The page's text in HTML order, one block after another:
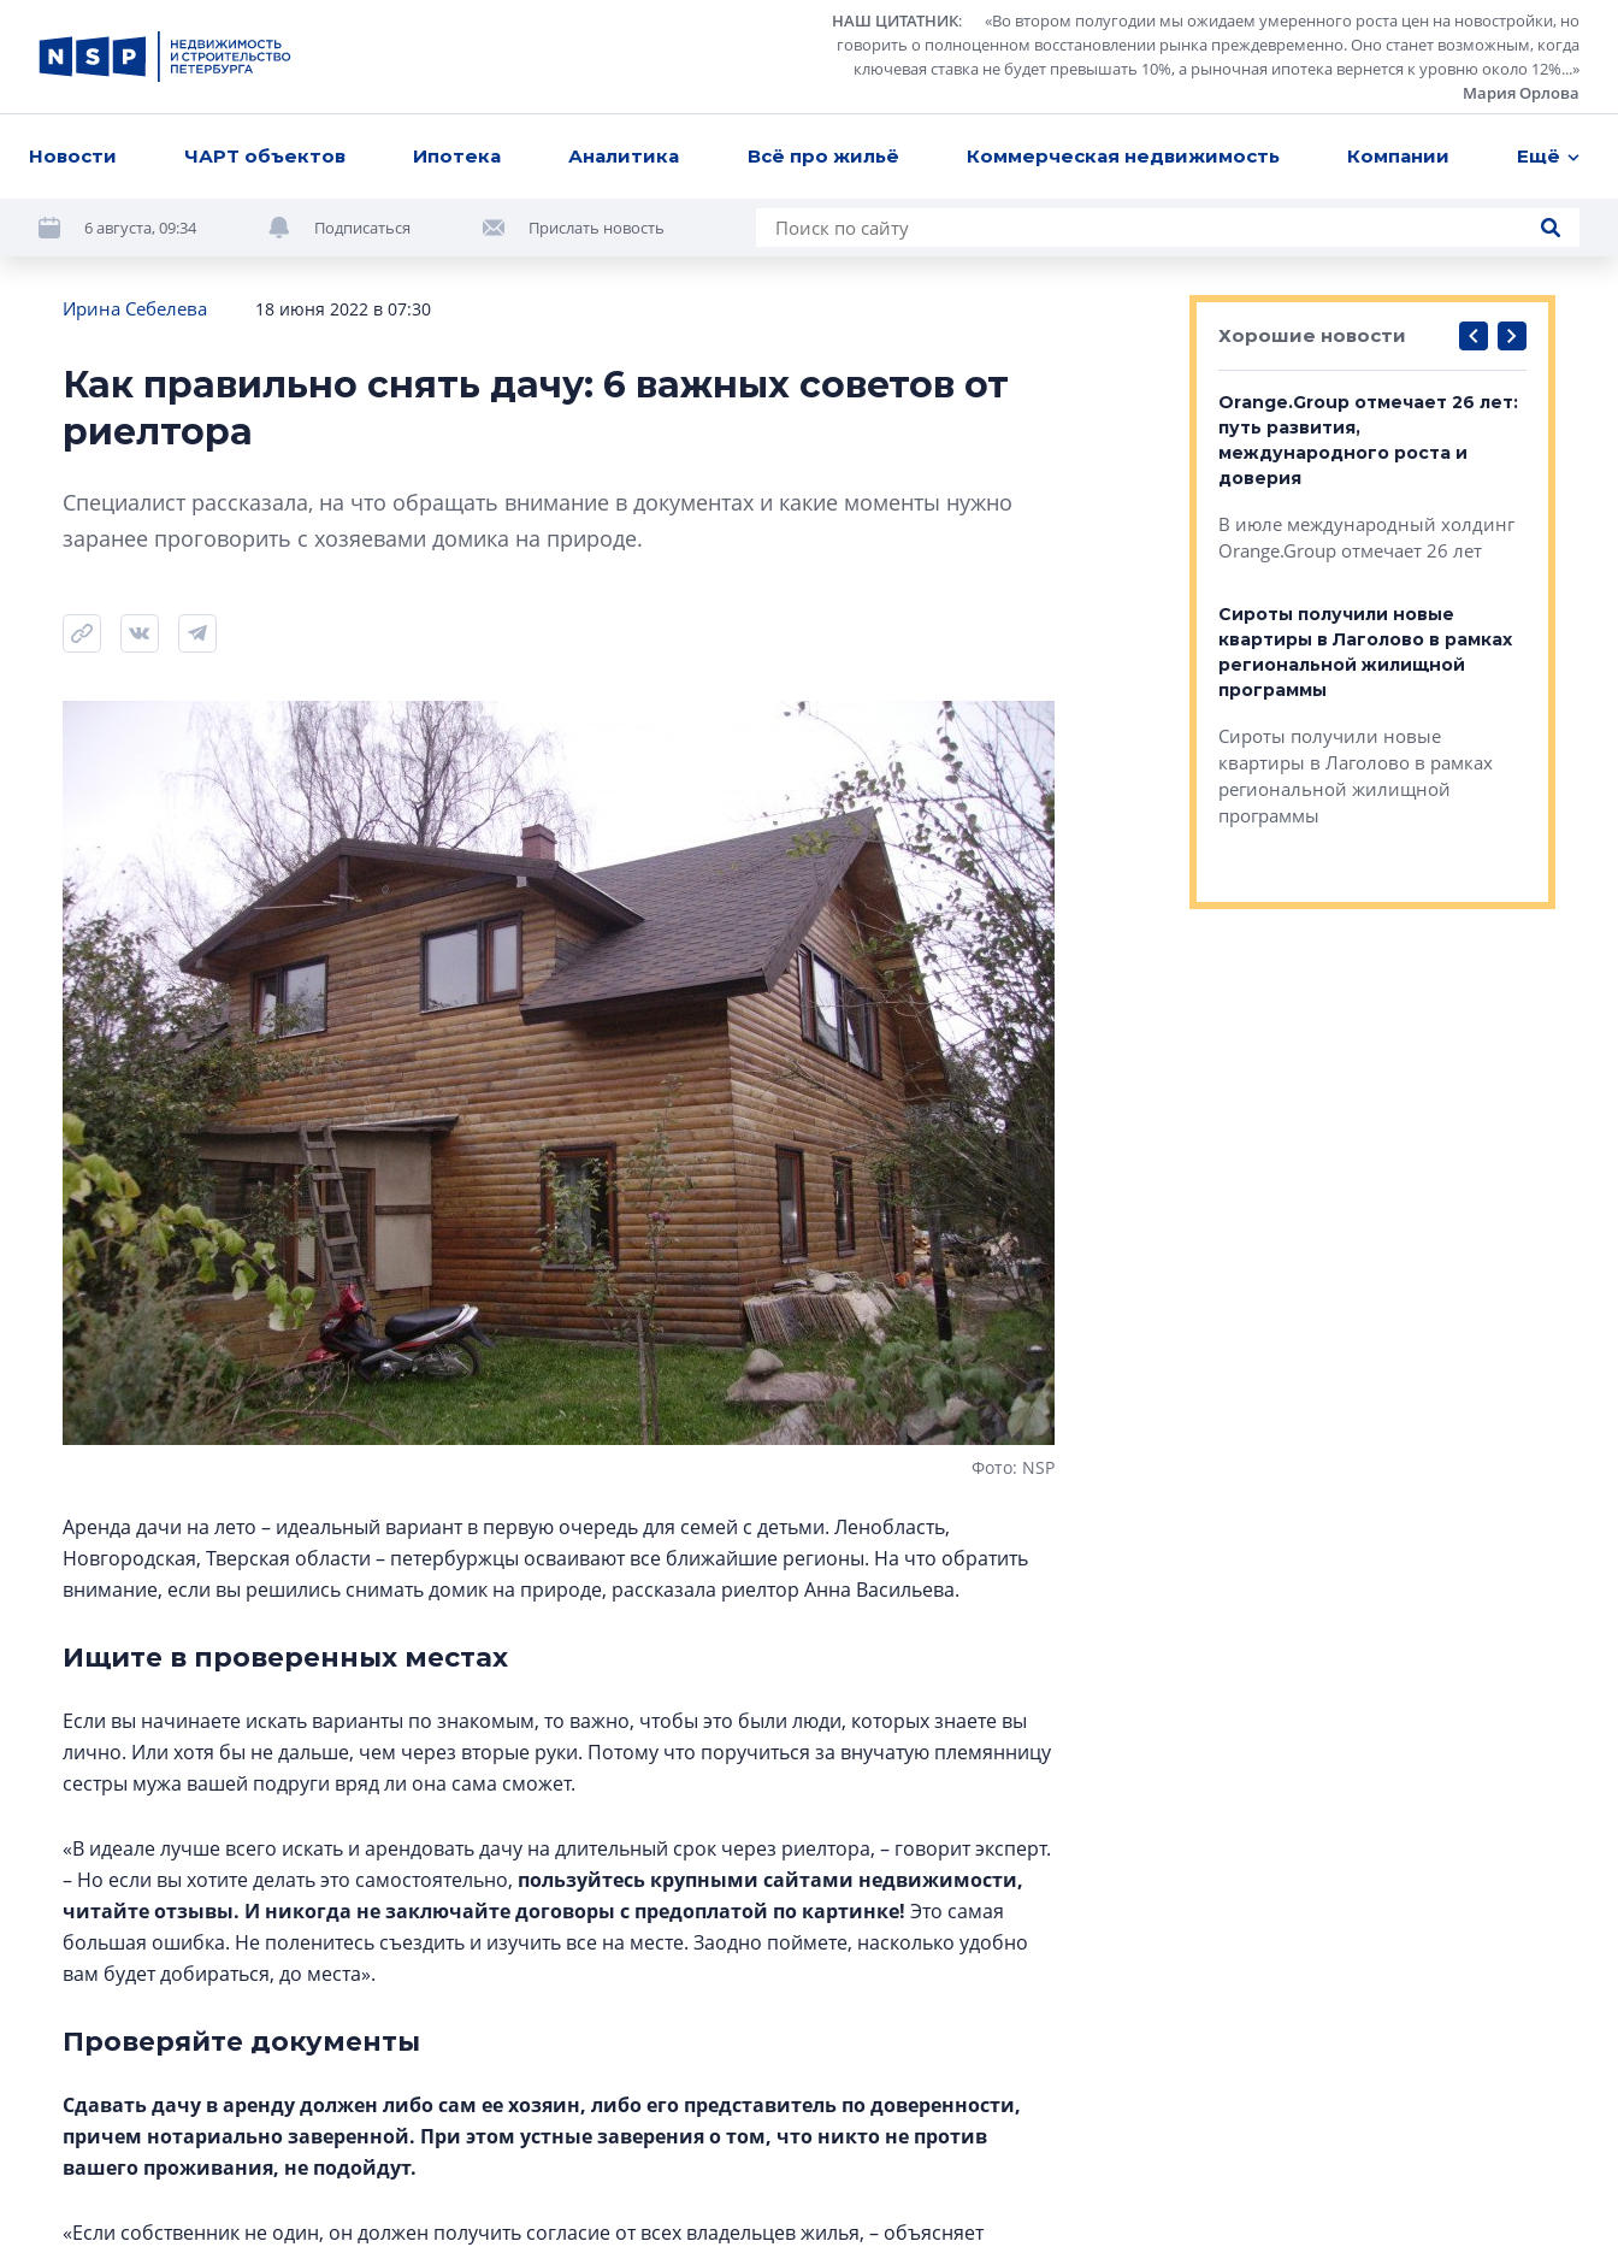
НАШ ЦИТАТНИК: «Во втором полугодии мы ожидаем умеренного роста цен на новостройки, но
говорить о полноценном восстановлении рынка преждевременно. Оно станет возможным, когда
ключевая ставка не будет превышать 10%, а рыночная ипотека вернется к уровню около 12%...»
Мария Орлова
Новости ЧАРТ объектов Ипотека Аналитика Всё про жильё Коммерческая недвижимость Компании Ещё
6 августа, 09:34 Подписаться Прислать новость
Ирина Себелева 18 июня 2022 в 07:30
Как правильно снять дачу: 6 важных советов от
риелтора
Специалист рассказала, на что обращать внимание в документах и какие моменты нужно
заранее проговорить с хозяевами домика на природе.
Фото: NSP
Аренда дачи на лето – идеальный вариант в первую очередь для семей с детьми. Ленобласть,
Новгородская, Тверская области – петербуржцы осваивают все ближайшие регионы. На что обратить
внимание, если вы решились снимать домик на природе, рассказала риелтор Анна Васильева.
Ищите в проверенных местах
Если вы начинаете искать варианты по знакомым, то важно, чтобы это были люди, которых знаете вы
лично. Или хотя бы не дальше, чем через вторые руки. Потому что поручиться за внучатую племянницу
сестры мужа вашей подруги вряд ли она сама сможет.
«В идеале лучше всего искать и арендовать дачу на длительный срок через риелтора, – говорит эксперт.
– Но если вы хотите делать это самостоятельно, пользуйтесь крупными сайтами недвижимости,
читайте отзывы. И никогда не заключайте договоры с предоплатой по картинке! Это самая
большая ошибка. Не поленитесь съездить и изучить все на месте. Заодно поймете, насколько удобно
вам будет добираться, до места».
Проверяйте документы
Сдавать дачу в аренду должен либо сам ее хозяин, либо его представитель по доверенности,
причем нотариально заверенной. При этом устные заверения о том, что никто не против
вашего проживания, не подойдут.
«Если собственник не один, он должен получить согласие от всех владельцев жилья, – объясняет
Хорошие новости
В Санкт-Петербурге выбрали
девятый сезон творческого
В Красногвардейском районе
Петербурга появился еще один
центр совмещенного образования
Orange.Group отмечает 26 лет:
путь развития,
международного роста и
доверия
В июле международный холдинг
Orange.Group отмечает 26 лет
Сироты получили новые
квартиры в Лаголово в рамках
региональной жилищной
программы
Сироты получили новые
квартиры в Лаголово в рамках
региональной жилищной
программы